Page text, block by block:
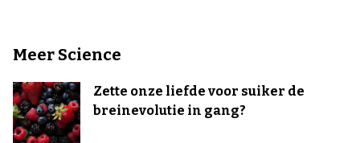
Meer Science
Zette onze liefde voor suiker de
breinevolutie in gang?